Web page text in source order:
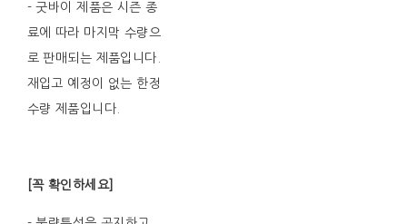
- 굿바이 제품은 시즌 종
료에 따라 마지막 수량으
로 판매되는 제품입니다.
재입고 예정이 없는 한정
수량 제품입니다.
[꼭 확인하세요]